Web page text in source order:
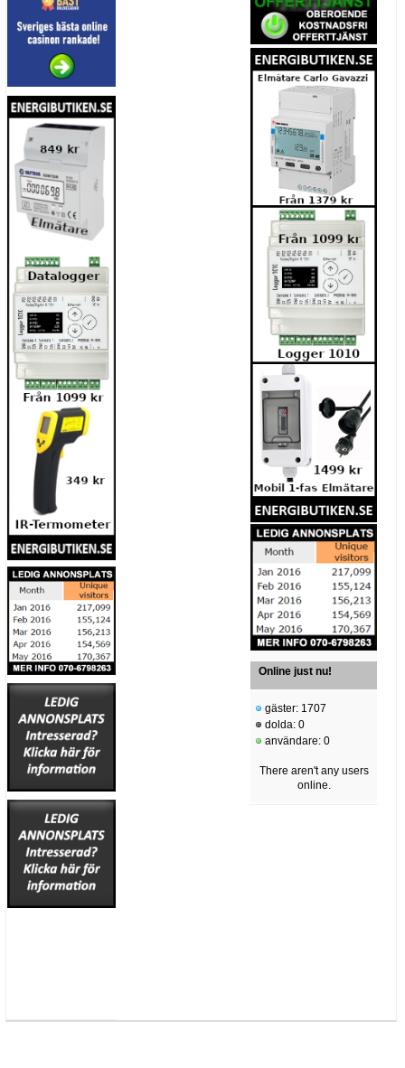
Online just nu!
gäster: 1707
dolda: 0
användare: 0
There aren't any users
online.